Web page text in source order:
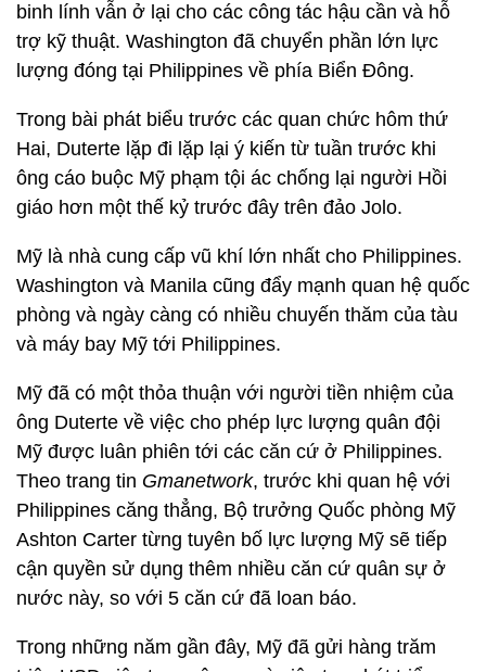
binh lính vẫn ở lại cho các công tác hậu cần và hỗ
trợ kỹ thuật. Washington đã chuyển phần lớn lực
lượng đóng tại Philippines về phía Biển Đông.
Trong bài phát biểu trước các quan chức hôm thứ
Hai, Duterte lặp đi lặp lại ý kiến ​​từ tuần trước khi
ông cáo buộc Mỹ phạm tội ác chống lại người Hồi
giáo hơn một thế kỷ trước đây trên đảo Jolo.
Mỹ là nhà cung cấp vũ khí lớn nhất cho Philippines.
Washington và Manila cũng đẩy mạnh quan hệ quốc
phòng và ngày càng có nhiều chuyến thăm của tàu
và máy bay Mỹ tới Philippines.
Mỹ đã có một thỏa thuận với người tiền nhiệm của
ông Duterte về việc cho phép lực lượng quân đội
Mỹ được luân phiên tới các căn cứ ở Philippines.
Theo trang tin Gmanetwork, trước khi quan hệ với
Philippines căng thẳng, Bộ trưởng Quốc phòng Mỹ
Ashton Carter từng tuyên bố lực lượng Mỹ sẽ tiếp
cận quyền sử dụng thêm nhiều căn cứ quân sự ở
nước này, so với 5 căn cứ đã loan báo.
Trong những năm gần đây, Mỹ đã gửi hàng trăm